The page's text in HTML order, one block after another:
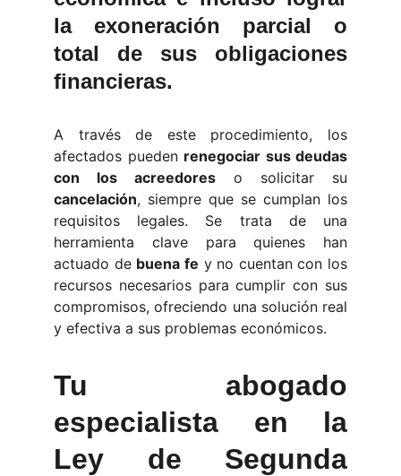
la exoneración parcial o
total de sus obligaciones
financieras.
A través de este procedimiento, los
afectados pueden renegociar sus deudas
con los acreedores o solicitar su
cancelación, siempre que se cumplan los
requisitos legales. Se trata de una
herramienta clave para quienes han
actuado de buena fe y no cuentan con los
recursos necesarios para cumplir con sus
compromisos, ofreciendo una solución real
y efectiva a sus problemas económicos.
Tu abogado
especialista en la
Ley de Segunda